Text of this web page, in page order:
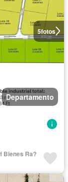
5fotos
Departamento
Bienes Ra?